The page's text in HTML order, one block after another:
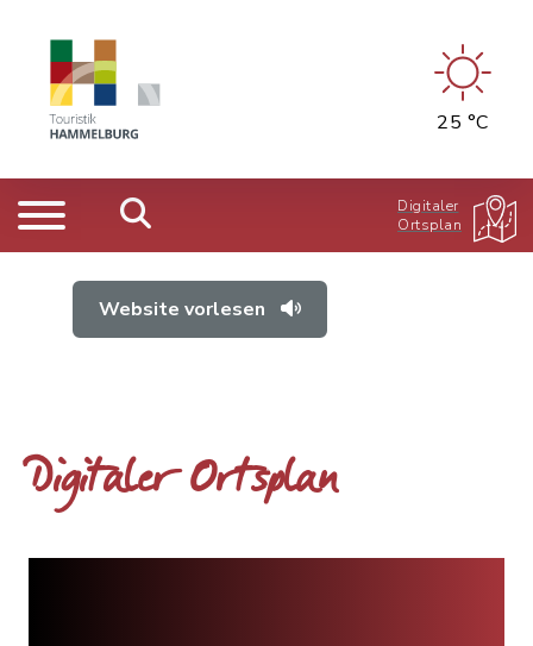
25 °C
Digitaler
Ortsplan
Website vorlesen
Digitaler Ortsplan